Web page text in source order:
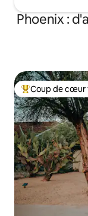
Phoenix :
Coups de cœur
Coup de cœur